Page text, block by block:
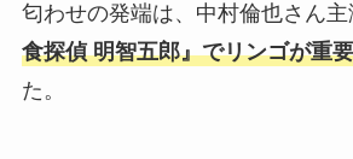
匂わせの発端は、中村倫也さん
食探偵 明智五郎』でリンゴが重
た。